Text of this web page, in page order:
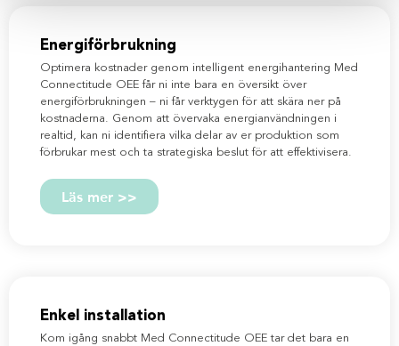
Energiförbrukning
Optimera kostnader genom intelligent energihantering Med
Connectitude OEE får ni inte bara en översikt över
energiförbrukningen – ni får verktygen för att skära ner på
kostnaderna. Genom att övervaka energianvändningen i
realtid, kan ni identifiera vilka delar av er produktion som
förbrukar mest och ta strategiska beslut för att effektivisera.
Läs mer >>
Enkel installation
Kom igång snabbt Med Connectitude OEE tar det bara en